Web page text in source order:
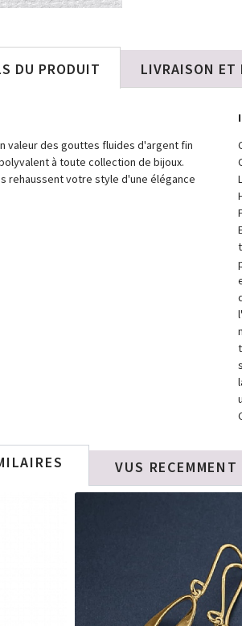
DU PRODUIT
valeur des gouttes fluides d'argent fin
à toute collection de bijoux.
rehaussent votre style d'une élégance
LIVRAISON ET
VUS RECEMMENT